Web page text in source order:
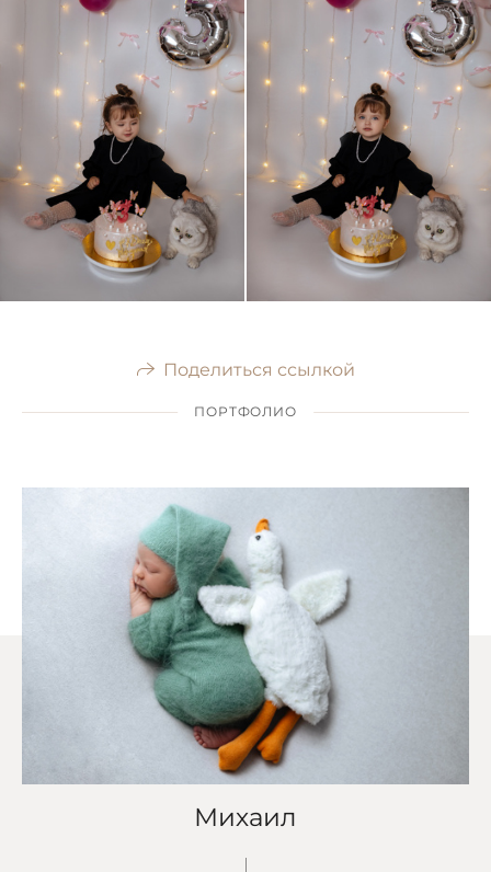
Поделиться ссылкой
ПОРТФОЛИО
Михаил